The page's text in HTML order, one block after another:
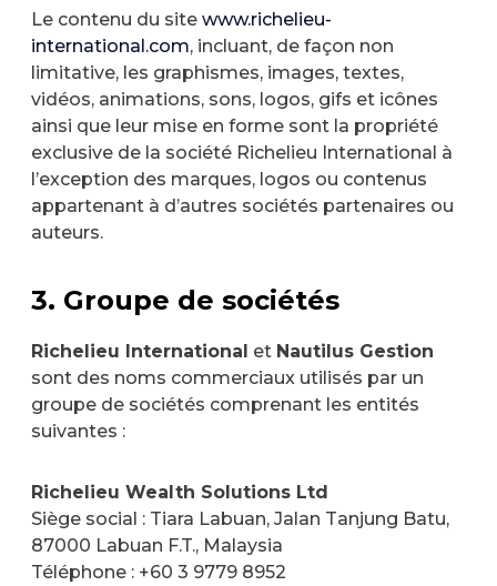
Le contenu du site www.richelieu-
international.com, incluant, de façon non
limitative, les graphismes, images, textes,
vidéos, animations, sons, logos, gifs et icônes
ainsi que leur mise en forme sont la propriété
exclusive de la société Richelieu International à
l’exception des marques, logos ou contenus
appartenant à d’autres sociétés partenaires ou
auteurs.
3. Groupe de sociétés
Richelieu International et Nautilus Gestion
sont des noms commerciaux utilisés par un
groupe de sociétés comprenant les entités
suivantes :
Richelieu Wealth Solutions Ltd
Siège social : Tiara Labuan, Jalan Tanjung Batu,
87000 Labuan F.T., Malaysia
Téléphone : +60 3 9779 8952